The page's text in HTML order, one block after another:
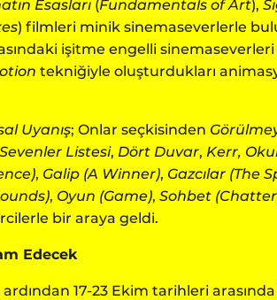
Esasları (Fundamentals of Art),
) filmleri minik sinemaseverlerle
işitme engelli
tekniğiyle oluşturdukları
Uyanış; Onlar seçkisinden
Listesi, Dört Duvar, Kerr, Okul
, Galip (A Winner), Gazcılar (The
, Oyun (Game), Sohbet
bir araya geldi.
Edecek
17-23 Ekim tarihleri